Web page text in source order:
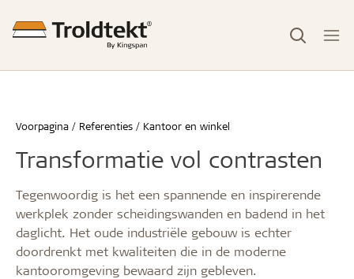
Voorpagina Referenties Kantoor en winkel
Transformatie vol contrasten
Tegenwoordig is het een spannende en inspirerende
werkplek zonder scheidingswanden en badend in het
daglicht. Het oude industriële gebouw is echter
doordrenkt met kwaliteiten die in de moderne
kantooromgeving bewaard zijn gebleven.